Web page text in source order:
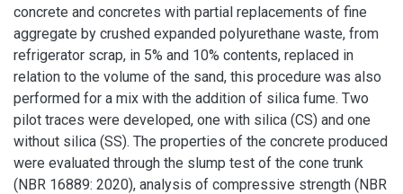
concrete and concretes with partial replacements of fine
aggregate by crushed expanded polyurethane waste, from
refrigerator scrap, in 5% and 10% contents, replaced in
relation to the volume of the sand, this procedure was also
performed for a mix with the addition of silica fume. Two
pilot traces were developed, one with silica (CS) and one
without silica (SS). The properties of the concrete produced
were evaluated through the slump test of the cone trunk
(NBR 16889: 2020), analysis of compressive strength (NBR